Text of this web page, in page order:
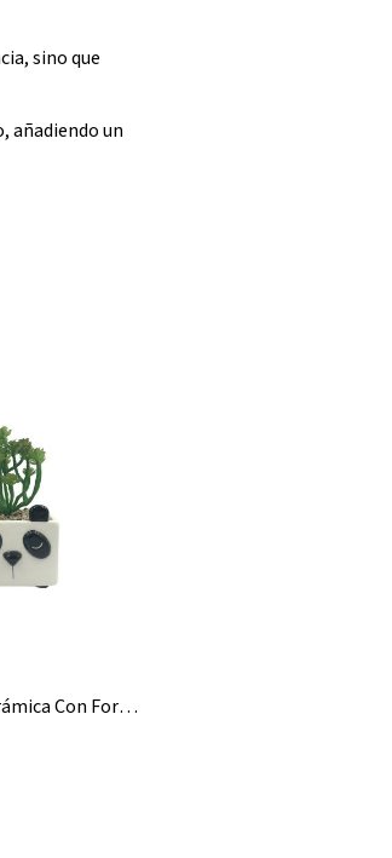
sino que
añadiendo un
Macetas De Cerámica Con Forma De Panda Para Plantas Suculentas Al Por Mayor